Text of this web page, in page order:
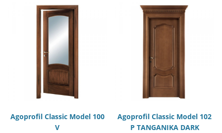
Agoprofil Classic Model 100
V
Agoprofil Classic Model 102
P TANGANIKA DARK